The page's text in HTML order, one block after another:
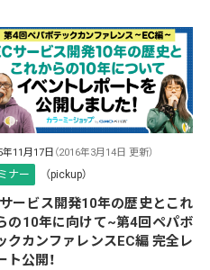
年11月17日 （2016年3月14日 更新）
ナー （pickup）
ービス開発10年の歴史とこれ
の10年に向けて~第4回ペパボ
クカンファレンスEC編 完全レ
ト公開！